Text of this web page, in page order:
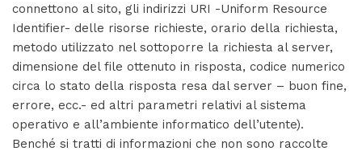
connettono al sito, gli indirizzi URI -Uniform Resource
Identifier- delle risorse richieste, orario della richiesta,
metodo utilizzato nel sottoporre la richiesta al server,
dimensione del file ottenuto in risposta, codice numerico
circa lo stato della risposta resa dal server – buon fine,
errore, ecc.- ed altri parametri relativi al sistema
operativo e all’ambiente informatico dell’utente).
Benché si tratti di informazioni che non sono raccolte